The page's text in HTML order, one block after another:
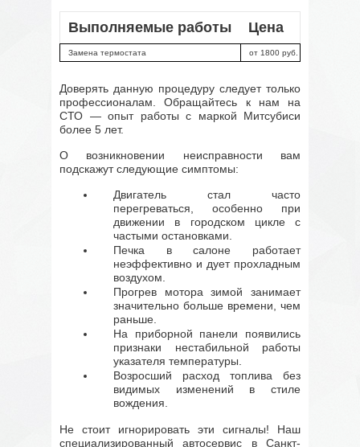
Выполняемые работы Цена
Замена термостата от 1800 руб.
Доверять данную процедуру следует только
профессионалам. Обращайтесь к нам на
СТО — опыт работы с маркой Митсубиси
более 5 лет.
О возникновении неисправности вам
подскажут следующие симптомы:
Двигатель стал часто
перегреваться, особенно при
движении в городском цикле с
частыми остановками.
Печка в салоне работает
неэффективно и дует прохладным
воздухом.
Прогрев мотора зимой занимает
значительно больше времени, чем
раньше.
На приборной панели появились
признаки нестабильной работы
указателя температуры.
Возросший расход топлива без
видимых изменений в стиле
вождения.
Не стоит игнорировать эти сигналы! Наш
специализированный автосервис в Санкт-